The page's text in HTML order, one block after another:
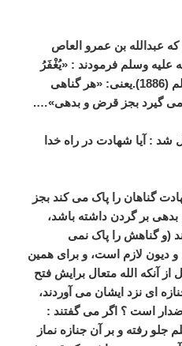
عبدالله بن عمرو العاص
علیه وسلم فرمودند : «یُغْفَرُ
لِلشَّهِیدِ کُلُّ ذَنْبٍ إِلَّا الدَّیْنَ» مسلم (1886).یعنی: «هر گناهی
می گیرد بجز قرض و بدهی»….
شد : آیا شهادت در راه خدا
گناهان را پاک می کند بجز
بر گردن داشته باشد،
(و گناهش را پاک نمی
دیون لازم است، و برای همین
از آنکه الله متعال برایش فتح
ای نزد ایشان می آوردند،
است ؟ اگر می گفتند :
جلو رفته و بر آن جنازه نماز